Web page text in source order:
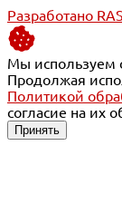
Разработано
Мы используем
Продолжая
Политикой
согласие на их
Принять